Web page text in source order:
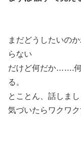
まだどうしたいの
らない
だけど何だか…….何
る。
とことん、話しま
気づいたらワクワ